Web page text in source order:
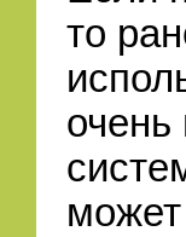
то
очень